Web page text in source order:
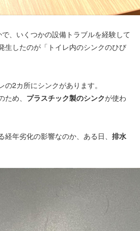
、いくつかの設備トラブルを経験して
生したのが「トイレ内のシンクのひび
2カ所にシンクがあります。
め、 プラスチック製のシンクが使わ
経年劣化の影響なのか、ある日、 排水